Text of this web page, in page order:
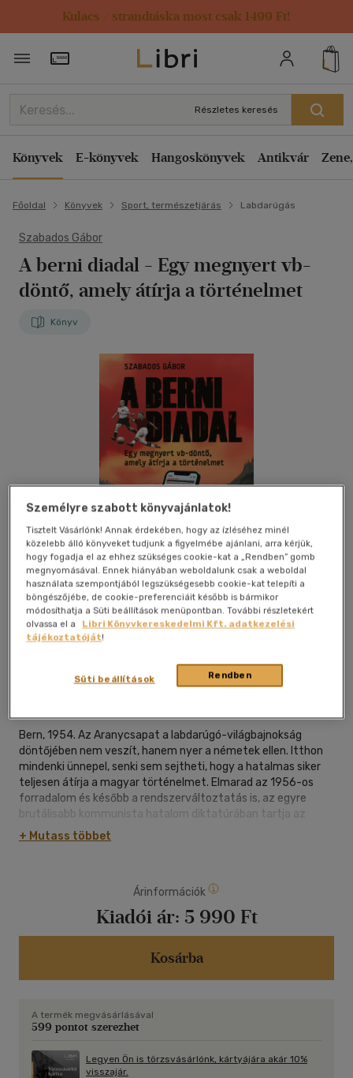
Kulacs / strandtáska most csak 1499 Ft!
Törzsvásárlói Kártya adatai
Részletes keresés
Könyvek E-könyvek Hangoskönyvek Antikvár
Főoldal Könyvek Sport, természetjárás Labdarúgás
Szabados Gábor
A berni diadal - Egy megnyert vb-
döntő, amely átírja a történelmet
Könyv
Kívánságlistához adom Megosztom
Inverz Media|2025|magyar nyelvű|keménytábla|
Bern, 1954. Az Aranycsapat a labdarúgó-világbajnokság
döntőjében nem veszít, hanem nyer a németek ellen. Itthon
mindenki ünnepel, senki sem sejtheti, hogy a hatalmas siker
teljesen átírja a magyar történelmet. Elmarad az 1956-os
forradalom és később a rendszerváltoztatás is, az egyre
brutálisabb kommunista hatalom diktatúrában tartja az
országot.
évfordulójára az egykori munkások visszaemlékezéseit.
Közben a testvérén próbál segíteni, akit egy veszélyes
szervezkedés miatt börtönöztek be. Amint egyre mélyebbre
ás, és megtapasztalja a hatalom mindent átszövő,
embertelen működését és hazugságait, rádöbben, hogy már
egy olyan Magyarországon játszódik, amelyet merőben más
valóságba terelt a berni diadal.
+ Mutass többet
Árinformációk
Kiadói ár: 5 990 Ft
Kosárba
A termék megvásárlásával
599 pontot szerezhet
Legyen Ön is törzsvásárlónk, kártyájára akár 10%
visszajár.
Személyre szabott könyvajánlatok!
Tisztelt Vásárlónk! Annak érdekében, hogy az ízléséhez minél
közelebb álló könyveket tudjunk a figyelmébe ajánlani, arra kérjük,
hogy fogadja el az ehhez szükséges cookie-kat a „Rendben” gomb
megnyomásával. Ennek hiányában weboldalunk csak a weboldal
használata szempontjából legszükségesebb cookie-kat telepíti a
böngészőjébe, de cookie-preferenciáit később is bármikor
módosíthatja a Süti beállítások menüpontban. További részletekért
olvassa el a
Libri Könyvkereskedelmi Kft. adatkezelési
tájékoztatóját!
Rendben
Süti beállítások